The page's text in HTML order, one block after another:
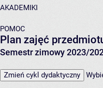
AKADEMIKI
POMOC
Plan zajęć
Semestr zimowy 2023/
Zmień cykl dydaktyczny